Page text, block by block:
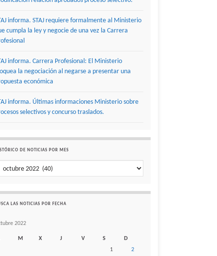
informa. STAJ requiere formalmente al Ministerio
cumpla la ley y negocie de una vez la Carrera
informa. Carrera Profesional: El Ministerio
la negociación al negarse a presentar una
económica
informa. Últimas informaciones Ministerio sobre
selectivos y concurso traslados.
DE NOTICIAS POR MES
de noticias por mes
LAS NOTICIAS POR FECHA
2022
M X J V S
D
1
2